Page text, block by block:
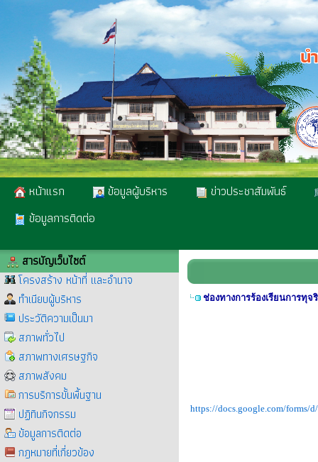
หน้าแรก ข้อมูลผู้บริหาร
ข่าวประชาสัมพันธ์
ข้อมูลการติดต่อ
สารบัญเว็บไซต์
โครงสร้าง หน้าที่ และอำนาจ
ทำเนียบผู้บริหาร
ประวัติความเป็นมา
สภาพทั่วไป
สภาพทางเศรษฐกิจ
สภาพสังคม
การบริการขั้นพื้นฐาน
ปฏิทินกิจกรรม
ข้อมูลการติดต่อ
กฎหมายที่เกี่ยวข้อง
ช่องทางการร้องเรียนการทุ
https://docs.google.com/forms/